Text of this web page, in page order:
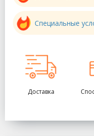
Специальные
Доставка